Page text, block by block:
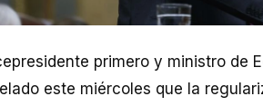
primero y ministro de
este miércoles que la